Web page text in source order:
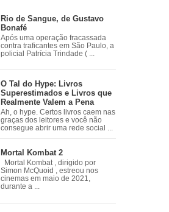
Rio de Sangue, de Gustavo
Bonafé
Após uma operação fracassada
contra traficantes em São Paulo, a
policial Patrícia Trindade ( ...
O Tal do Hype: Livros
Superestimados e Livros que
Realmente Valem a Pena
Ah, o hype. Certos livros caem nas
graças dos leitores e você não
consegue abrir uma rede social ...
Mortal Kombat 2
Mortal Kombat , dirigido por
Simon McQuoid , estreou nos
cinemas em maio de 2021,
durante a ...